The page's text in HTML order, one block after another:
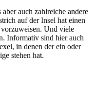
auch zahlreiche andere
auf der Insel hat einen
Und viele
Informativ sind hier auch
in denen der ein oder
stehen hat.